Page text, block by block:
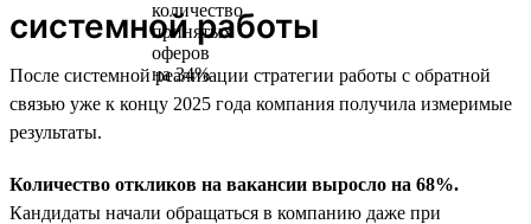
системной работы
После системной реализации стратегии работы с обратной
связью уже к концу 2025 года компания получила измеримые
результаты.
Количество откликов на вакансии выросло на 68%.
Кандидаты начали обращаться в компанию даже при